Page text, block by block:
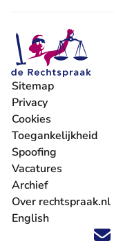
Volg ons op X
Volg ons op
Volg ons op
Volg ons
Volg
Sitemap
Privacy
Cookies
Toegankelijkheid
Spoofing
Vacatures
- U verlaat
Archief
Over rechtspraak.nl
English